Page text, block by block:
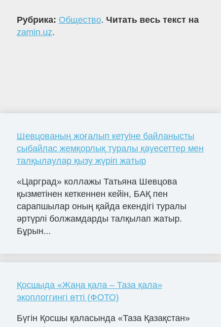
Рубрика: Общество. Читать весь текст на
zamin.uz.
Шевцованың жоғалып кетуіне байланысты
сыбайлас жемқорлық туралы қауесеттер мен
талқылаулар қызу жүріп жатыр
«Царград» коллажы Татьяна Шевцова
қызметінен кеткеннен кейін, БАҚ пен
сарапшылар оның қайда екендігі туралы
әртүрлі болжамдарды талқылап жатыр.
Бұрын...
Қосшыда «Жаңа қала – Таза қала»
экоплоггингі өтті (ФОТО)
Бүгін Қосшы қаласында «Таза Қазақстан»